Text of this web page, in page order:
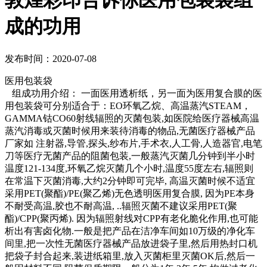
成的功用
发布时间：2020-07-08
医用包装袋
组成功用介绍： 一面医用透析纸，另一面为医用复合膜的医
用包装袋可分别适合于：EO环氧乙烷、高温蒸汽STEAM，
GAMMA钴CO60射线辐照的灭菌包装,如医院给医疗器械高温
蒸汽消毒或灭菌时候用来装待消毒的物品,无菌医疗器械产品
厂家如 注射器,导管,探头,纱布片,手术衣,人工骨,人造器官,电笔
刀等医疗无菌产品的阻菌包装,一般蒸汽灭菌几分钟到半小时
温度121-134度,环氧乙烷灭菌几个小时,温度55度左右,辐照则
在常温下灭菌消毒,大约2分钟即可完毕, 高温灭菌时候不适宜
采用PET(聚酯)/PE(聚乙烯)无色透明医用复合膜, 因为PE本身
不耐受高温,胶也不耐高温, ..辐照灭菌不建议采用PET(聚
酯)/CPP(聚丙烯). 因为辐照射线对CPP有老化脆化作用,也可能
析出有害卤化物.一般是把产品在洁净车间如10万级的净化车
间里,把一次性无菌医疗器械产品放进袋子里,然后用热封口机
把袋子封合起来,装进纸箱里,放入灭菌柜里灭菌OK后,然后一